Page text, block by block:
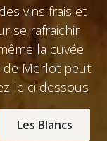
vins frais et
se rafraichir
la cuvée
de Merlot peut
le ci dessous
Les Blancs